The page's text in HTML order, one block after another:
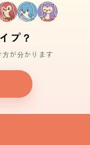
プ？
が分かります